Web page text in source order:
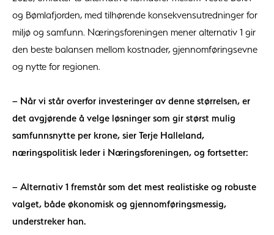
og Bømlafjorden, med tilhørende konsekvensutredninger for
miljø og samfunn. Næringsforeningen mener alternativ 1 gir
den beste balansen mellom kostnader, gjennomføringsevne
og nytte for regionen.
– Når vi står overfor investeringer av denne størrelsen, er
det avgjørende å velge løsninger som gir størst mulig
samfunnsnytte per krone, sier Terje Halleland,
næringspolitisk leder i Næringsforeningen, og fortsetter:
– Alternativ 1 fremstår som det mest realistiske og robuste
valget, både økonomisk og gjennomføringsmessig,
understreker han.